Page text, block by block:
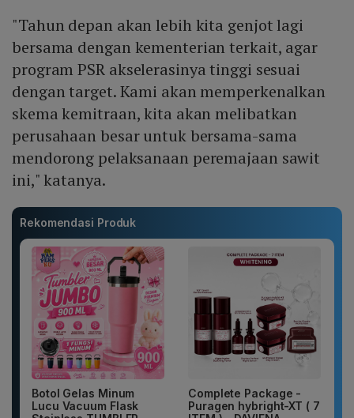
"Tahun depan akan lebih kita genjot lagi
bersama dengan kementerian terkait, agar
program PSR akselerasinya tinggi sesuai
dengan target. Kami akan memperkenalkan
skema kemitraan, kita akan melibatkan
perusahaan besar untuk bersama-sama
mendorong pelaksanaan peremajaan sawit
ini," katanya.
Rekomendasi Produk
Botol Gelas Minum
Lucu Vacuum Flask
Complete Package -
Puragen hybright-XT ( 7